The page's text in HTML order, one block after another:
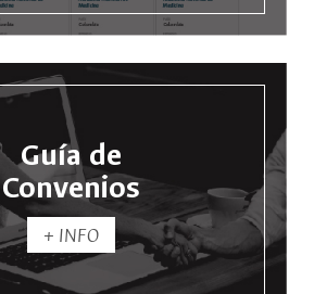
Guía de
Convenios
+ INFO